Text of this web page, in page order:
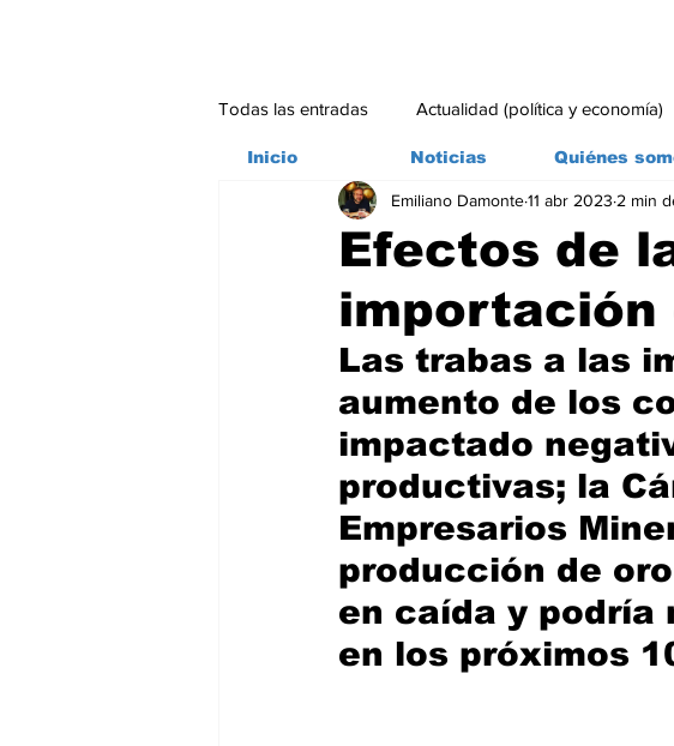
Todas las entradas Actualidad (política y economía)
Ambiente Editorial
Efectos de
importación
Emiliano Damonte11 abr 2023 2 min
Las trabas a las
aumento de los
impactado
productivas; la
Empresarios
producción de
en caída y podría
en los próximos
Inicio Noticias Quiénes